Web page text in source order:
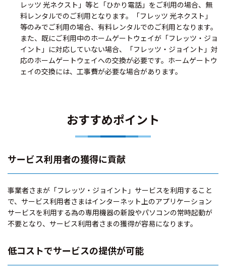
レッツ 光ネクスト」等と「ひかり電話」をご利用の場合、無
料レンタルでのご利用となります。「フレッツ 光ネクスト」
等のみでご利用の場合、有料レンタルでのご利用となります。
また、既にご利用中のホームゲートウェイが「フレッツ・ジョ
イント」に対応していない場合、「フレッツ・ジョイント」対
応のホームゲートウェイへの交換が必要です。ホームゲートウ
ェイの交換には、工事費が必要な場合があります。
おすすめポイント
サービス利用者の獲得に貢献
事業者さまが「フレッツ・ジョイント」サービスを利用すること
で、サービス利用者さまはインターネット上のアプリケーション
サービスを利用する為の専用機器の新設やパソコンの常時起動が
不要となり、サービス利用者さまの獲得が容易になります。
低コストでサービスの提供が可能